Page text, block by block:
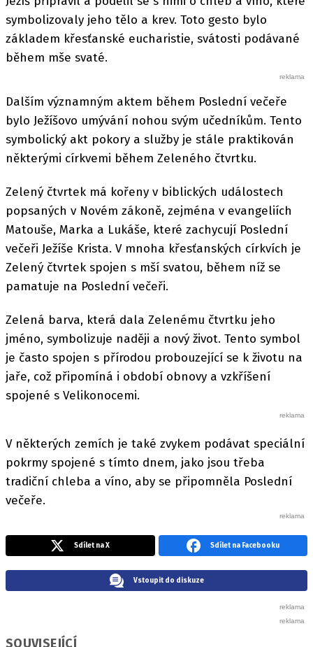
symbolizovaly jeho tělo a krev. Toto gesto bylo
základem křesťanské eucharistie, svátosti podávané
během mše svaté.
Dalším významným aktem během Poslední večeře
bylo Ježíšovo umývání nohou svým učedníkům. Tento
symbolický akt pokory a služby je stále praktikován
některými církvemi během Zeleného čtvrtku.
Zelený čtvrtek má kořeny v biblických událostech
popsaných v Novém zákoně, zejména v evangeliích
Matouše, Marka a Lukáše, které zachycují Poslední
večeři Ježíše Krista. V mnoha křesťanských církvích je
Zelený čtvrtek spojen s mší svatou, během níž se
pamatuje na Poslední večeři.
Zelená barva, která dala Zelenému čtvrtku jeho
jméno, symbolizuje naději a nový život. Tento symbol
je často spojen s přírodou probouzející se k životu na
jaře, což připomíná i období obnovy a vzkříšení
spojené s Velikonocemi.
V některých zemích je také zvykem podávat speciální
pokrmy spojené s tímto dnem, jako jsou třeba
tradiční chleba a víno, aby se připomněla Poslední
večeře.
Sdílet na X Sdílet na Facebooku
Vstoupit do diskuze
SOUVISEJÍCÍ